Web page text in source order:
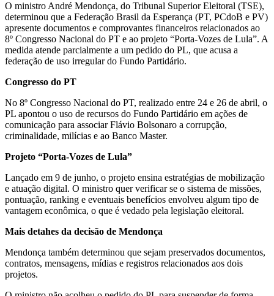
O ministro André Mendonça, do Tribunal Superior Eleitoral (TSE),
determinou que a Federação Brasil da Esperança (PT, PCdoB e PV)
apresente documentos e comprovantes financeiros relacionados ao
8º Congresso Nacional do PT e ao projeto “Porta-Vozes de Lula”. A
medida atende parcialmente a um pedido do PL, que acusa a
federação de uso irregular do Fundo Partidário.
Congresso do PT
No 8º Congresso Nacional do PT, realizado entre 24 e 26 de abril, o
PL apontou o uso de recursos do Fundo Partidário em ações de
comunicação para associar Flávio Bolsonaro a corrupção,
criminalidade, milícias e ao Banco Master.
Projeto “Porta-Vozes de Lula”
Lançado em 9 de junho, o projeto ensina estratégias de mobilização
e atuação digital. O ministro quer verificar se o sistema de missões,
pontuação, ranking e eventuais benefícios envolveu algum tipo de
vantagem econômica, o que é vedado pela legislação eleitoral.
Mais detahes da decisão de Mendonça
Mendonça também determinou que sejam preservados documentos,
contratos, mensagens, mídias e registros relacionados aos dois
projetos.